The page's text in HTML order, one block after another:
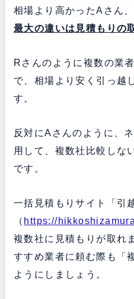
相場より高かったAさん
最大の違いは見積もりの
Rさんのように複数の業
で、相場より安く引っ越
す。
反対にAさんのように、
用して、複数社比較しな
です。
一括見積もりサイト「引
（ https://
複数社に見積もりが取れ
すすめ業者に頼む際も「
ようにしましょう。